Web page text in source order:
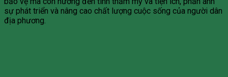
sự phát triển và nâng cao chất lượng cuộc sống của người dân
địa phương.